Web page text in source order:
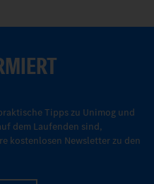
Tipps zu Unimog und
dem Laufenden sind,
kostenlosen Newsletter zu den